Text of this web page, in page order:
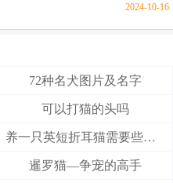
2024-10-16
72种名犬图片及名字
可以打猫的头吗
养一只英短折耳猫需要些什么
暹罗猫—争宠的高手